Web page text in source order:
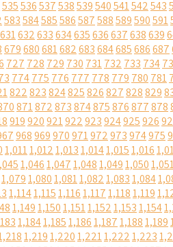
535536537538539540541542543
583584585586587588589590591
631632633634635636637638639
679680681682683684685686687
727 728 729 730 731732 733 734
774775 776 777 778 779 780 781
822823824825826827828829
871872873874875876877878
919920921922923924925926
968969970971972973974975
1,0111,0121,0131,0141,0151,016
1,0461,0471,0481,0491,050
1,0791,0801,0811,0821,0831,084
1,1141,1151,1161,1171,1181,119
1,1491,1501,1511,1521,1531,154
1,1841,1851,1861,1871,1881,189
1,2191,2201,2211,2221,223